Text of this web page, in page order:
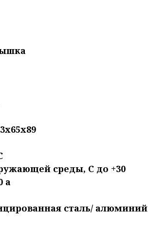
среды, C до +30
a
сталь/ алюминий